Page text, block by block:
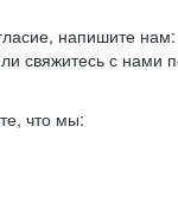
напишите
свяжитесь с нами
что мы: